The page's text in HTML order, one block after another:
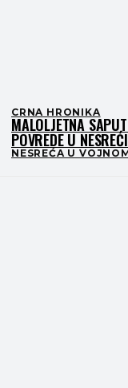
CRNA HRONIKA
MALOLJETNA
POVREDE U
NESREĆA U